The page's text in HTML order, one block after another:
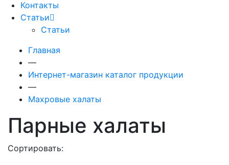
Контакты
Статьи
Статьи
Главная
—
Интернет-магазин каталог продукции
—
Махровые халаты
Парные халаты
Сортировать: